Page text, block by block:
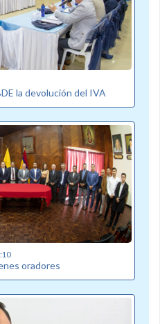
la devolución del IVA
oradores